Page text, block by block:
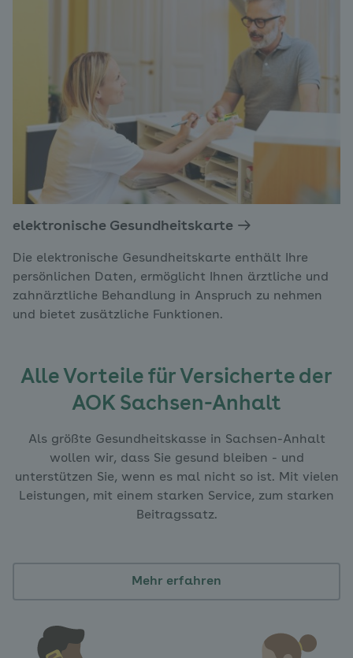
elektronische Gesundheitskarte
Die elektronische Gesundheitskarte enthält Ihre
persönlichen Daten, ermöglicht Ihnen ärztliche und
zahnärztliche Behandlung in Anspruch zu nehmen
und bietet zusätzliche Funktionen.
Alle Vorteile für Versicherte der
AOK Sachsen-Anhalt
Als größte Gesundheitskasse in Sachsen-Anhalt
wollen wir, dass Sie gesund bleiben - und
unterstützen Sie, wenn es mal nicht so ist. Mit vielen
Leistungen, mit einem starken Service, zum starken
Beitragssatz.
Mehr erfahren